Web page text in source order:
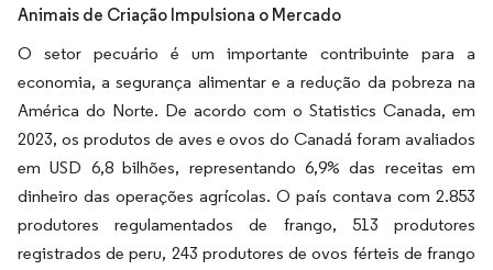
Animais de Criação Impulsiona o Mercado
O setor pecuário é um importante contribuinte para a
economia, a segurança alimentar e a redução da pobreza na
América do Norte. De acordo com o Statistics Canada, em
2023, os produtos de aves e ovos do Canadá foram avaliados
em USD 6,8 bilhões, representando 6,9% das receitas em
dinheiro das operações agrícolas. O país contava com 2.853
produtores regulamentados de frango, 513 produtores
registrados de peru, 243 produtores de ovos férteis de frango